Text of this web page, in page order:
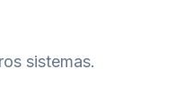
sistemas.